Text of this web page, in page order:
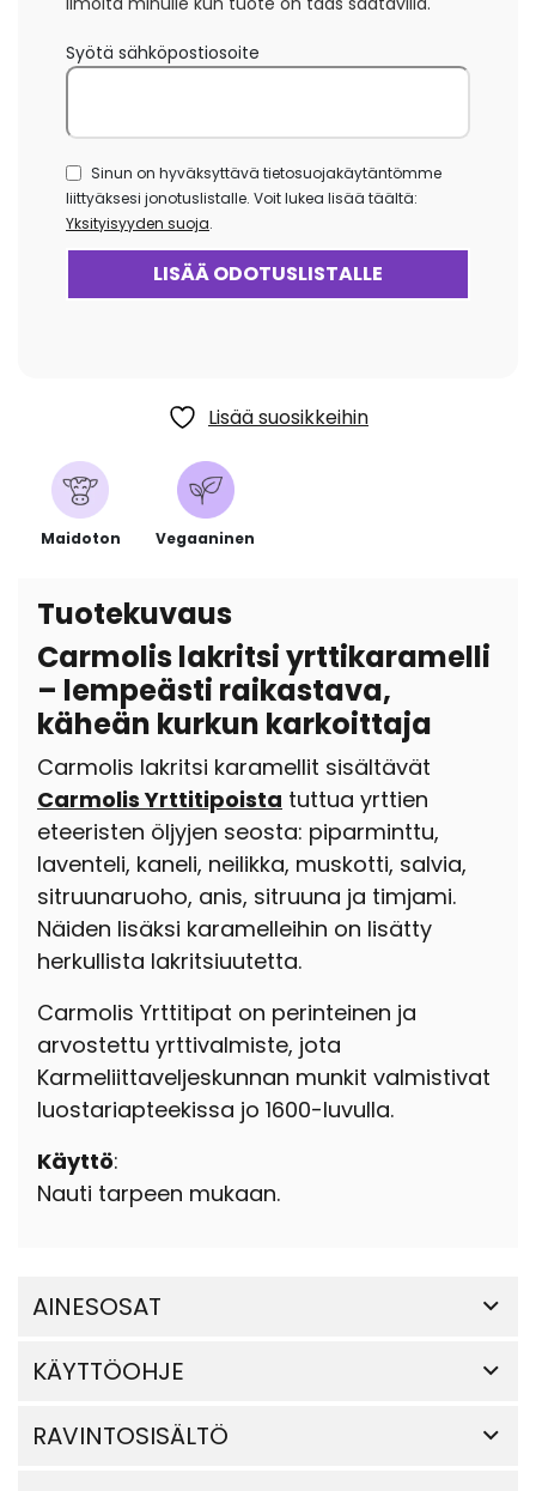
Syötä sähköpostiosoite
Sinun on hyväksyttävä tietosuojakäytäntömme
liittyäksesi jonotuslistalle. Voit lukea lisää täältä:
Yksityisyyden suoja.
Lisää suosikkeihin
Maidoton Vegaaninen
Tuotekuvaus
Carmolis lakritsi yrttikaramelli
– lempeästi raikastava,
käheän kurkun karkoittaja
Carmolis lakritsi karamellit sisältävät
Carmolis Yrttitipoista tuttua yrttien
eteeristen öljyjen seosta: piparminttu,
laventeli, kaneli, neilikka, muskotti, salvia,
sitruunaruoho, anis, sitruuna ja timjami.
Näiden lisäksi karamelleihin on lisätty
herkullista lakritsiuutetta.
Carmolis Yrttitipat on perinteinen ja
arvostettu yrttivalmiste, jota
Karmeliittaveljeskunnan munkit valmistivat
luostariapteekissa jo 1600-luvulla.
Käyttö:
Nauti tarpeen mukaan.
AINESOSAT
KÄYTTÖOHJE
RAVINTOSISÄLTÖ